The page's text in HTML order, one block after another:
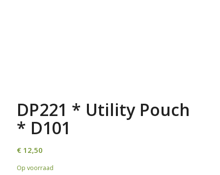
DP221 * Utility Pouch
* D101
€12,50
Op voorraad